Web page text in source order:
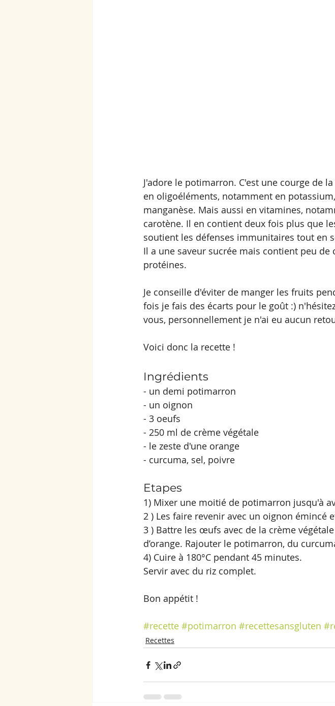
J'adore le potimarron. C'est une courge de
en oligoéléments, notamment en
manganèse. Mais aussi en vitamines,
carotène. Il en contient deux fois plus que
soutient les défenses immunitaires tout en
Il a une saveur sucrée mais contient peu
protéines.
Je conseille d'éviter de manger les fruits
fois je fais des écarts pour le goût :)
vous, personnellement je n'ai eu aucun
Voici donc la recette !
Ingrédients
- un demi potimarron
- un oignon
- 3 oeufs
- 250 ml de crème végétale
- le zeste d'une orange
- curcuma, sel, poivre
Etapes
1) Mixer une moitié de potimarron jusqu'à
2 ) Les faire revenir avec un oignon émincé
3 ) Battre les œufs avec de la crème
d’orange. Rajouter le potimarron, du
4) Cuire à 180°C pendant 45 minutes.
Servir avec du riz complet.
Bon appétit !
#recette #potimarron #recettesansgluten
Recettes